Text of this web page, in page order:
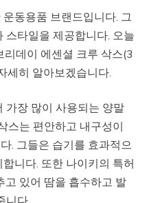
동용품 브랜드입니다. 그
스타일을 제공합니다. 오늘
데이 에센셜 크루 삭스(3
세히 알아보겠습니다.
가장 많이 사용되는 양말
스는 편안하고 내구성이
. 그들은 습기를 효과적으
니다. 또한 나이키의 특허
고 있어 땀을 흡수하고 발
니다.